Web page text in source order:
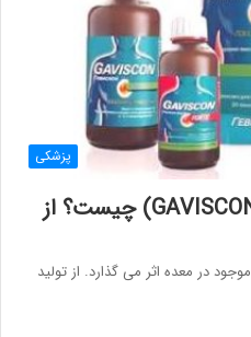
پزشکی
شربت معده گاویسکون (GAVISCON) چیست؟ از
در معده اثر می گذارد. از تولید